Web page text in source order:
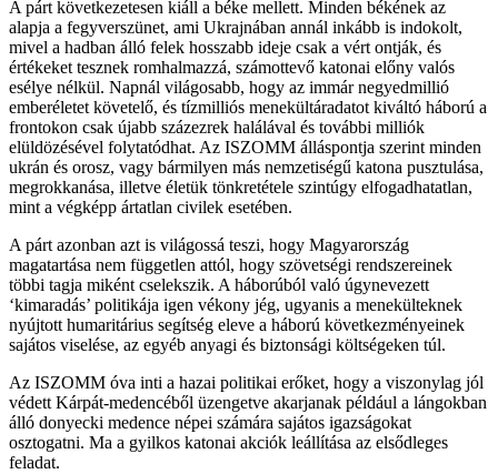
A párt következetesen kiáll a béke mellett. Minden békének az
alapja a fegyverszünet, ami Ukrajnában annál inkább is indokolt,
mivel a hadban álló felek hosszabb ideje csak a vért ontják, és
értékeket tesznek romhalmazzá, számottevő katonai előny valós
esélye nélkül. Napnál világosabb, hogy az immár negyedmillió
emberéletet követelő, és tízmilliós menekültáradatot kiváltó háború a
frontokon csak újabb százezrek halálával és további milliók
elüldözésével folytatódhat. Az ISZOMM álláspontja szerint minden
ukrán és orosz, vagy bármilyen más nemzetiségű katona pusztulása,
megrokkanása, illetve életük tönkretétele szintúgy elfogadhatatlan,
mint a végképp ártatlan civilek esetében.
A párt azonban azt is világossá teszi, hogy Magyarország
magatartása nem független attól, hogy szövetségi rendszereinek
többi tagja miként cselekszik. A háborúból való úgynevezett
‘kimaradás’ politikája igen vékony jég, ugyanis a menekülteknek
nyújtott humaritárius segítség eleve a háború következményeinek
sajátos viselése, az egyéb anyagi és biztonsági költségeken túl.
Az ISZOMM óva inti a hazai politikai erőket, hogy a viszonylag jól
védett Kárpát-medencéből üzengetve akarjanak például a lángokban
álló donyecki medence népei számára sajátos igazságokat
osztogatni. Ma a gyilkos katonai akciók leállítása az elsődleges
feladat.